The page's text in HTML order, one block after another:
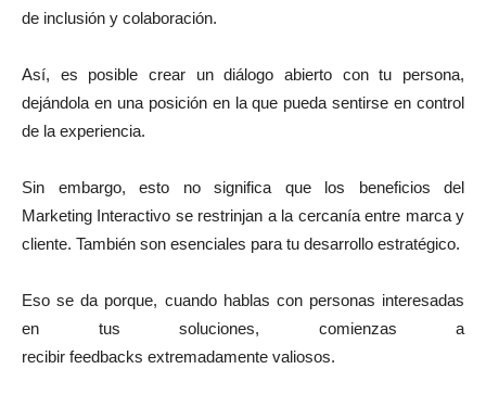
de inclusión y colaboración.
Así, es posible crear un diálogo abierto con tu persona,
dejándola en una posición en la que pueda sentirse en control
de la experiencia.
Sin embargo, esto no significa que los beneficios del
Marketing Interactivo se restrinjan a la cercanía entre marca y
cliente. También son esenciales para tu desarrollo estratégico.
Eso se da porque, cuando hablas con personas interesadas
en tus soluciones, comienzas a
recibir feedbacks extremadamente valiosos.